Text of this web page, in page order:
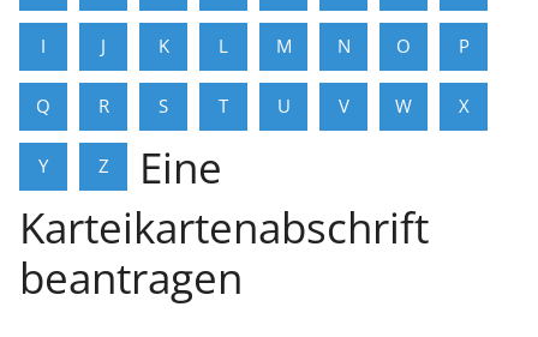
I J K L M N O P
Q R S T U V W X
Y Z
Eine
Karteikartenabschrift
beantragen